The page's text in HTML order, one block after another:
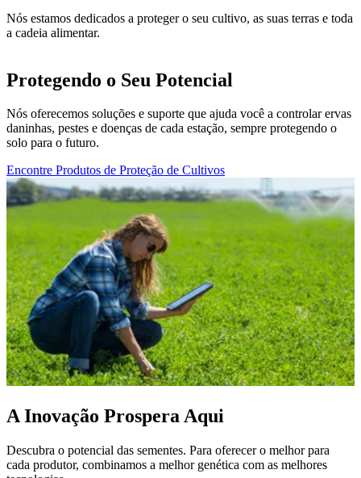
Nós estamos dedicados a proteger o seu cultivo, as suas terras e toda
a cadeia alimentar.
Protegendo o Seu Potencial
Nós oferecemos soluções e suporte que ajuda você a controlar ervas
daninhas, pestes e doenças de cada estação, sempre protegendo o
solo para o futuro.
Encontre Produtos de Proteção de Cultivos
A Inovação Prospera Aqui
Descubra o potencial das sementes. Para oferecer o melhor para
cada produtor, combinamos a melhor genética com as melhores